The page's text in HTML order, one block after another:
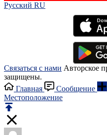
Русский RU‎
Связаться с нами Авторское
защищены.
Главная
Сообщение
Местоположение